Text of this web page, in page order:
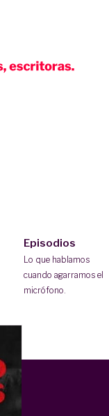
Episodios
Lo que hablamos
cuando agarramos el
micrófono.